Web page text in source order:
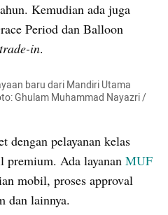
Kemudian ada juga
Period dan Balloon
trade-in.
baru dari Mandiri Utama
Ghulam Muhammad Nayazri /
dengan pelayanan kelas
premium. Ada layanan
mobil, proses approval
dan lainnya.